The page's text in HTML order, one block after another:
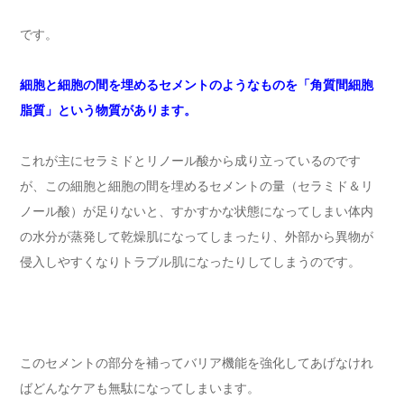
です。
細胞と細胞の間を埋めるセメントのようなものを「角質間細胞
脂質」という物質があります。
これが主にセラミドとリノール酸から成り立っているのです
が、この細胞と細胞の間を埋めるセメントの量（セラミド＆リ
ノール酸）が足りないと、すかすかな状態になってしまい体内
の水分が蒸発して乾燥肌になってしまったり、外部から異物が
侵入しやすくなりトラブル肌になったりしてしまうのです。
このセメントの部分を補ってバリア機能を強化してあげなけれ
ばどんなケアも無駄になってしまいます。